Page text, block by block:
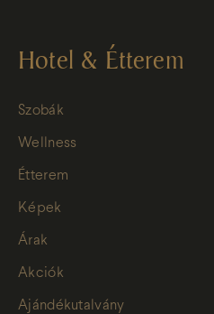
Hotel & Étterem
Szobák
Wellness
Étterem
Képek
Árak
Akciók
Ajándékutalvány